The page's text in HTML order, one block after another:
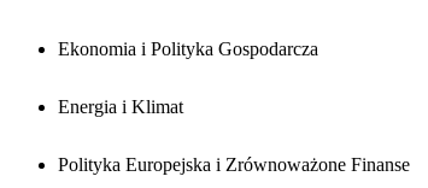
Ekonomia i Polityka Gospodarcza
Energia i Klimat
Polityka Europejska i Zrównoważone Finanse